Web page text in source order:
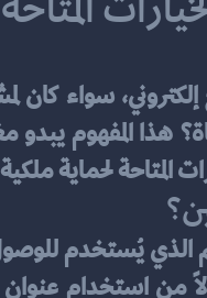
المتاحة لحماية